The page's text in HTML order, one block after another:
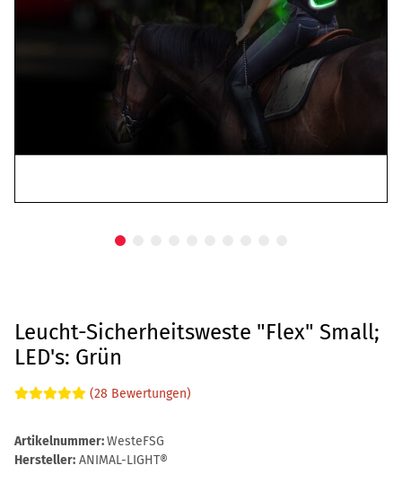
Leucht-Sicherheitsweste "Flex" Small;
LED's: Grün
(28 Bewertungen)
Artikelnummer:WesteFSG
Hersteller: ANIMAL-LIGHT®